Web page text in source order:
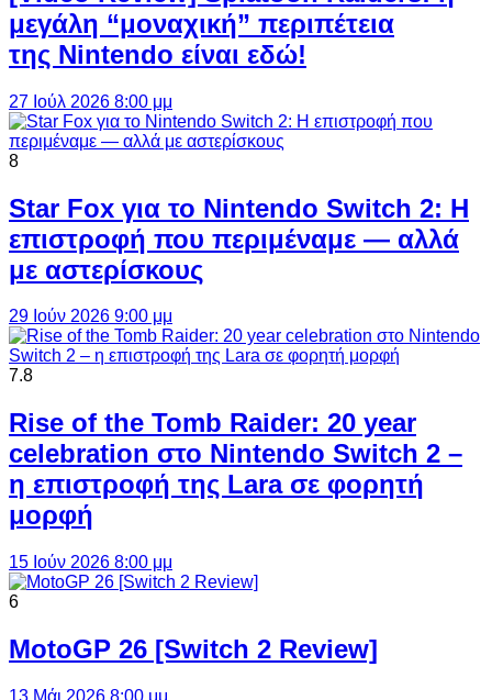
μεγάλη “μοναχική” περιπέτεια
της Nintendo είναι εδώ!
27 Ιούλ 2026 8:00 μμ
8
Star Fox για το Nintendo Switch 2: Η
επιστροφή που περιμέναμε — αλλά
με αστερίσκους
29 Ιούν 2026 9:00 μμ
7.8
Rise of the Tomb Raider: 20 year
celebration στο Nintendo Switch 2 –
η επιστροφή της Lara σε φορητή
μορφή
15 Ιούν 2026 8:00 μμ
6
MotoGP 26 [Switch 2 Review]
13 Μάι 2026 8:00 μμ